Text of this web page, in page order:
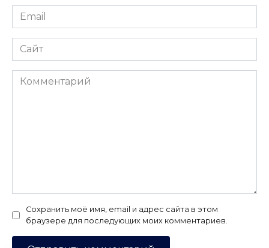
Email
*
Сайт
Комментарий
Сохранить моё имя, email и адрес сайта в этом
браузере для последующих моих комментариев.